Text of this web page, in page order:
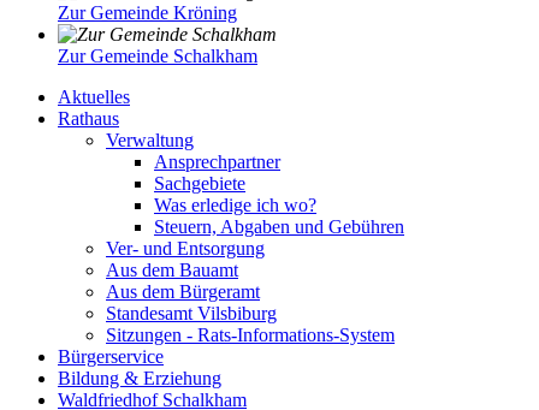
Zur Gemeinde Kröning
Zur Gemeinde Schalkham
Aktuelles
Rathaus
Verwaltung
Ansprechpartner
Sachgebiete
Was erledige ich wo?
Steuern, Abgaben und Gebühren
Ver- und Entsorgung
Aus dem Bauamt
Aus dem Bürgeramt
Standesamt Vilsbiburg
Sitzungen - Rats-Informations-System
Bürgerservice
Bildung & Erziehung
Waldfriedhof Schalkham